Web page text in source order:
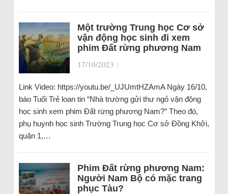
Một trường Trung học Cơ sở
vận động học sinh đi xem
phim Đất rừng phương Nam
17/10/2023 |
Link Video: https://youtu.be/_UJUmtHZAmA Ngày 16/10,
báo Tuổi Trẻ loan tin “Nhà trường gửi thư ngỏ vận động
học sinh xem phim Đất rừng phương Nam?” Theo đó,
phụ huynh học sinh Trường Trung học Cơ sở Đồng Khởi,
quận 1,…
Phim Đất rừng phương Nam:
Người Nam Bộ có mặc trang
phục Tàu?